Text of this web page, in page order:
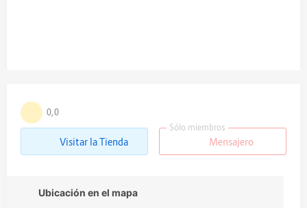
0,0
Visitar la Tienda
Sólo miembros
Mensajero
Ubicación en el mapa